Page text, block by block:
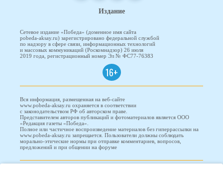
Издание
Сетевое издание «Победа» (доменное имя сайта
pobeda-aksay.ru) зарегистрировано федеральной службой
по надзору в сфере связи, информационных технологий
и массовых коммуникаций (Роскомнадзор) 26 июля
2019 года, регистрационный номер Эл № ФС77-76383
16+
Вся информация, размещенная на веб-сайте
www.pobeda-aksay.ru охраняется в соответствии
с законодательством РФ об авторском праве.
Представителем авторов публикаций и фотоматериалов является ООО
«Редакция газеты «Победа».
Полное или частичное воспроизведение материалов без гиперрассылки на
www.pobeda-aksay.ru запрещается. Пользователи должны соблюдать
морально-этические нормы при отправке комментариев, вопросов,
предложений и при общении на форуме